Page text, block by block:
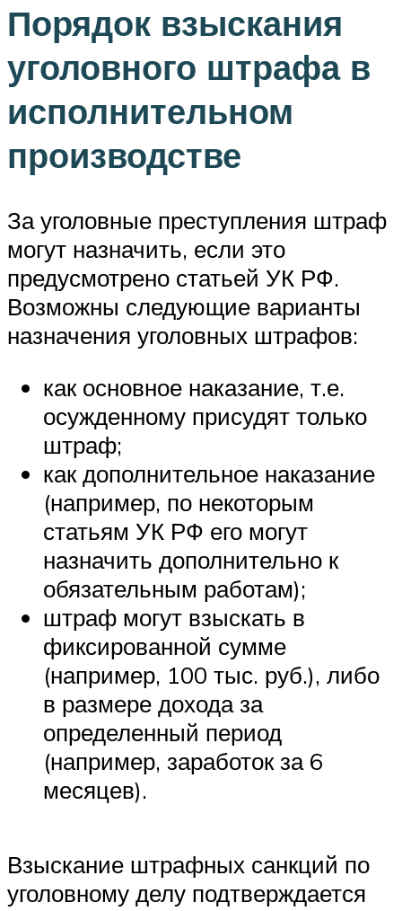
Порядок взыскания
уголовного штрафа в
исполнительном
производстве
За уголовные преступления штраф
могут назначить, если это
предусмотрено статьей УК РФ.
Возможны следующие варианты
назначения уголовных штрафов:
как основное наказание, т.е.
осужденному присудят только
штраф;
как дополнительное наказание
(например, по некоторым
статьям УК РФ его могут
назначить дополнительно к
обязательным работам);
штраф могут взыскать в
фиксированной сумме
(например, 100 тыс. руб.), либо
в размере дохода за
определенный период
(например, заработок за 6
месяцев).
Взыскание штрафных санкций по
уголовному делу подтверждается